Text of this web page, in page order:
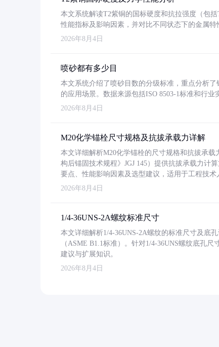
本文系统解读T2紫铜的国标硬度和抗拉强度（包
性能指标及影响因素，并对比不同状态下的金属特
2026年8月4日
喷砂都有多少目
本文系统介绍了喷砂目数的分级标准，重点分析
的应用场景。数据来源包括ISO 8503-1标准和行
2026年8月4日
M20化学锚栓尺寸规格及抗拔承载力详解
本文详细解析M20化学锚栓的尺寸规格和抗拔承
构后锚固技术规程》JGJ 145）提供抗拔承载力计
要点、性能影响因素及选型建议，适用于工程技术
2026年8月4日
1/4-36UNS-2A螺纹标准尺寸
本文详细解析1/4-36UNS-2A螺纹的标准尺寸及底
（ASME B1.1标准）。针对1/4-36UNS螺纹底孔
建议与扩展知识。
2026年8月4日